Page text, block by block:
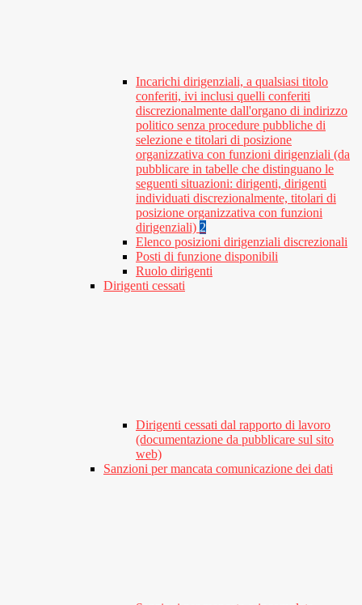
Incarichi dirigenziali, a qualsiasi titolo
conferiti, ivi inclusi quelli conferiti
discrezionalmente dall'organo di indirizzo
politico senza procedure pubbliche di
selezione e titolari di posizione
organizzativa con funzioni dirigenziali (da
pubblicare in tabelle che distinguano le
seguenti situazioni: dirigenti, dirigenti
individuati discrezionalmente, titolari di
posizione organizzativa con funzioni
dirigenziali) 2
Elenco posizioni dirigenziali discrezionali
Posti di funzione disponibili
Ruolo dirigenti
Dirigenti cessati
Dirigenti cessati dal rapporto di lavoro
(documentazione da pubblicare sul sito
web)
Sanzioni per mancata comunicazione dei dati